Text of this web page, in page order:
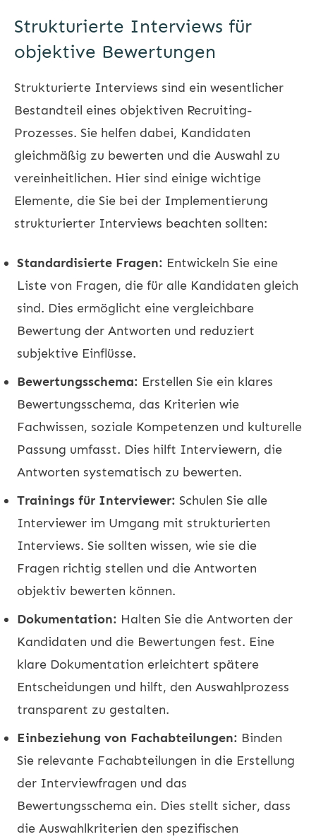
Strukturierte Interviews für
objektive Bewertungen
Strukturierte Interviews sind ein wesentlicher
Bestandteil eines objektiven Recruiting-
Prozesses. Sie helfen dabei, Kandidaten
gleichmäßig zu bewerten und die Auswahl zu
vereinheitlichen. Hier sind einige wichtige
Elemente, die Sie bei der Implementierung
strukturierter Interviews beachten sollten:
Standardisierte Fragen: Entwickeln Sie eine
Liste von Fragen, die für alle Kandidaten gleich
sind. Dies ermöglicht eine vergleichbare
Bewertung der Antworten und reduziert
subjektive Einflüsse.
Bewertungsschema: Erstellen Sie ein klares
Bewertungsschema, das Kriterien wie
Fachwissen, soziale Kompetenzen und kulturelle
Passung umfasst. Dies hilft Interviewern, die
Antworten systematisch zu bewerten.
Trainings für Interviewer: Schulen Sie alle
Interviewer im Umgang mit strukturierten
Interviews. Sie sollten wissen, wie sie die
Fragen richtig stellen und die Antworten
objektiv bewerten können.
Dokumentation: Halten Sie die Antworten der
Kandidaten und die Bewertungen fest. Eine
klare Dokumentation erleichtert spätere
Entscheidungen und hilft, den Auswahlprozess
transparent zu gestalten.
Einbeziehung von Fachabteilungen: Binden
Sie relevante Fachabteilungen in die Erstellung
der Interviewfragen und das
Bewertungsschema ein. Dies stellt sicher, dass
die Auswahlkriterien den spezifischen